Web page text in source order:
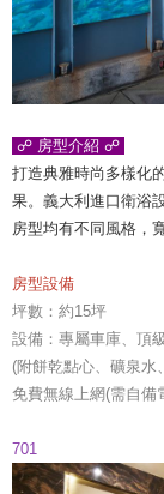
☍ 房型介紹 ☍
打造典雅時尚多樣化
果。義大利進口衛浴
房型均有不同風格，
房型設備
坪數：約15坪
設備：專屬車庫、頂
(附餅乾點心、礦泉水
免費無線上網(需自備
701